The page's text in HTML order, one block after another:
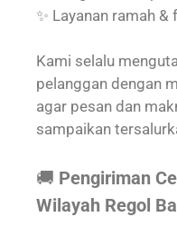
✨ Layanan ramah
Kami selalu
pelanggan dengan
agar pesan dan
sampaikan
🚚 Pengiriman
Wilayah Regol